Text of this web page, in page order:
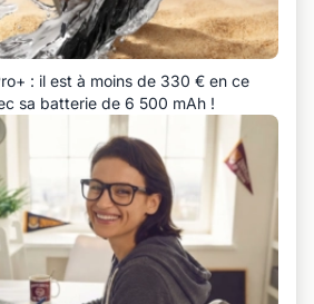
: il est à moins de 330 € en ce
sa batterie de 6 500 mAh !